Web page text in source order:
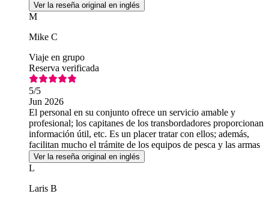
Ver la reseña original en inglés
M
Mike C
Viaje en grupo
Reserva verificada
5/5
Jun 2026
El personal en su conjunto ofrece un servicio amable y
profesional; los capitanes de los transbordadores proporcionan
información útil, etc. Es un placer tratar con ellos; además,
facilitan mucho el trámite de los equipos de pesca y las armas
de fuego, etc.
Ver la reseña original en inglés
L
Laris B